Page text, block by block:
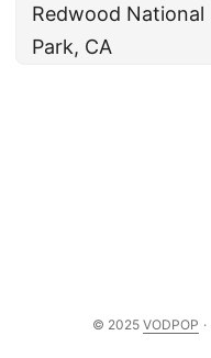
Redwood National
Park, CA
© 2025 VODPOP ·